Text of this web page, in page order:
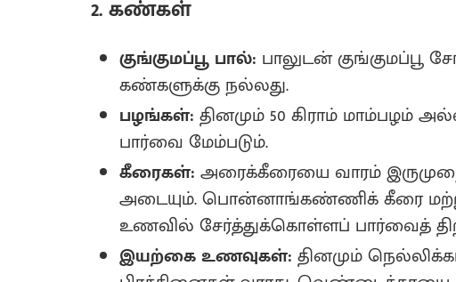
2. கண்கள்
குங்குமப்பூ பால்: பாலுடன் குங்குமப்பூ
கண்களுக்கு நல்லது‌.
பழங்கள்: தினமும் 50 கிராம்
பார்வை மேம்படும்.
கீரைகள்: அரைக்கீரையை வாரம்
அடையும்‌. பொன்னாங்கண்ணிக் கீரை
உணவில் சேர்த்துக்கொள்ளப் பார்வைத்
இயற்கை உணவுகள்: தினமும்